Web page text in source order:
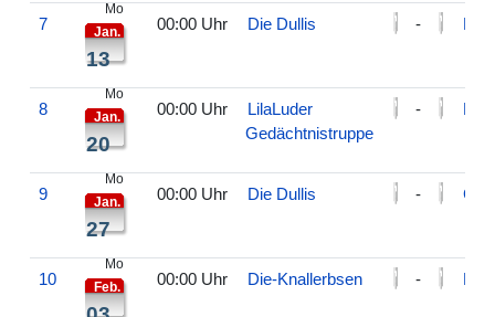
Mo
7 Jan.
13
Mo
00:00 Uhr Die Dullis -
8 Jan.
20
Mo
00:00 Uhr
LilaLuder
Gedächtnistruppe
- Die
9 Jan.
27
Mo
00:00 Uhr Die Dullis -
10 Feb. 00:00 Uhr Die-Knallerbsen - Die